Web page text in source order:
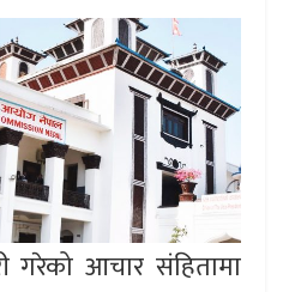
गरेको आचार संहितामा